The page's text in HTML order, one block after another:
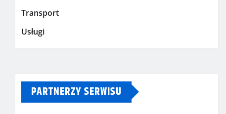
Transport
Usługi
PARTNERZY SERWISU